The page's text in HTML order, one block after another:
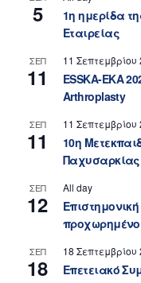
5
1η ημερίδα
Εταιρείας
ΣΕΠ
11
11 Σεπτεμβρίου
ESSKA-EKA
Arthroplasty
ΣΕΠ
11
11 Σεπτεμβρίου
10η
Παχυσαρκίας
ΣΕΠ
12
All day
προχωρημένο
ΣΕΠ
18
18 Σεπτεμβρίου
Επετειακό